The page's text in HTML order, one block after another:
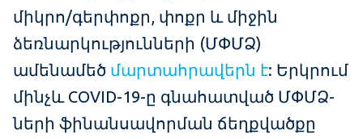
միկրո/գերփոքր, փոքր և միջին
ձեռնարկությունների (ՄՓՄՁ)
ամենամեծ մարտահրավերն է: Երկրում
մինչև COVID-19-ը գնահատված ՄՓՄՁ-
ների ֆինանսավորման ճեղքվածքը